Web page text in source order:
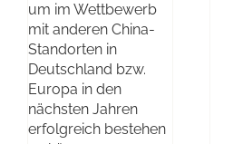
um im Wettbewerb
mit anderen China-
Standorten in
Deutschland bzw.
Europa in den
nächsten Jahren
erfolgreich bestehen